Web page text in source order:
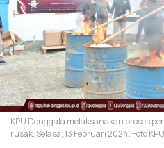
KPU Donggala melaksanakan proses
rusak. Selasa, 13 Februari 2024. Foto